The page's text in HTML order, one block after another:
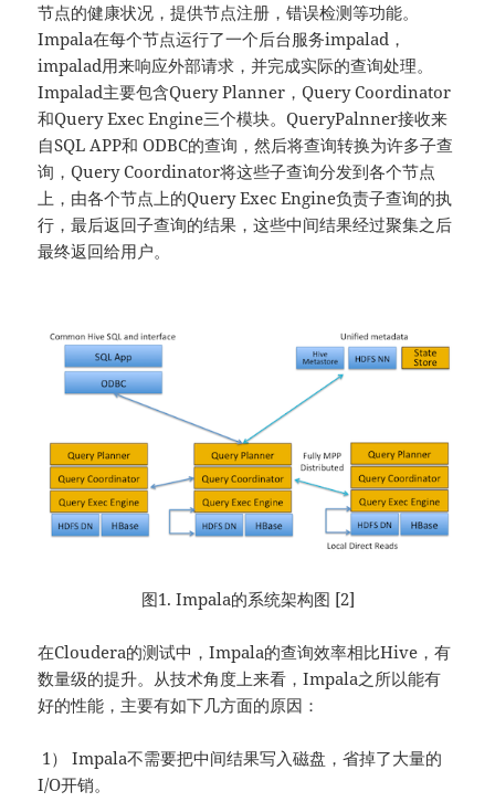
节点的健康状况，提供节点注册，错误检测等功能。
Impala在每个节点运行了一个后台服务impalad，
impalad用来响应外部请求，并完成实际的查询处理。
Impalad主要包含Query Planner，Query Coordinator
和Query Exec Engine三个模块。QueryPalnner接收来
自SQL APP和 ODBC的查询，然后将查询转换为许多子查
询，Query Coordinator将这些子查询分发到各个节点
上，由各个节点上的Query Exec Engine负责子查询的执
行，最后返回子查询的结果，这些中间结果经过聚集之后
最终返回给用户。
图1. Impala的系统架构图 [2]
在Cloudera的测试中，Impala的查询效率相比Hive，有
数量级的提升。从技术角度上来看，Impala之所以能有
好的性能，主要有如下几方面的原因：
1） Impala不需要把中间结果写入磁盘，省掉了大量的
I/O开销。